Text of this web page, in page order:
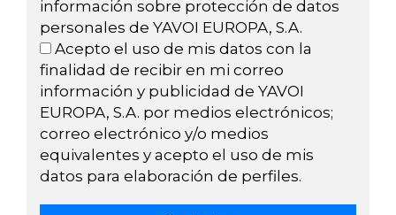
información sobre protección de datos
personales de YAVOI EUROPA, S.A.
Acepto el uso de mis datos con la
finalidad de recibir en mi correo
información y publicidad de YAVOI
EUROPA, S.A. por medios electrónicos;
correo electrónico y/o medios
equivalentes y acepto el uso de mis
datos para elaboración de perfiles.